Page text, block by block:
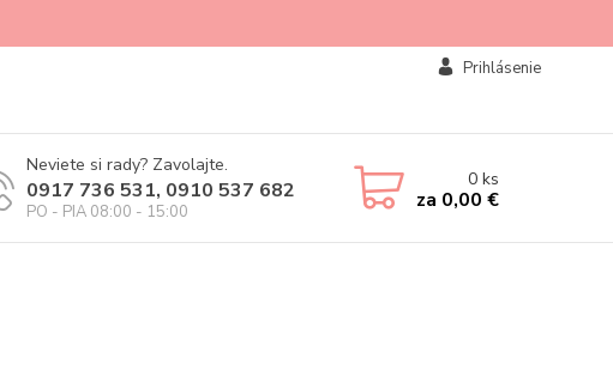
Prihlásenie
Neviete si rady? Zavolajte.
0917 736 531, 0910 537 682
PO - PIA 08:00 - 15:00
0ks
za 0,00 €